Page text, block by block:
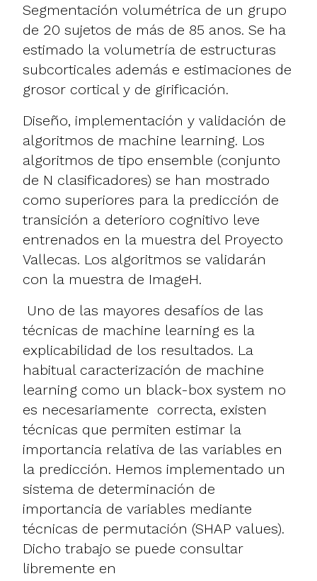
Segmentación volumétrica de un grupo
de 20 sujetos de más de 85 anos. Se ha
estimado la volumetría de estructuras
subcorticales además e estimaciones de
grosor cortical y de girificación.
Diseño, implementación y validación de
algoritmos de machine learning. Los
algoritmos de tipo ensemble (conjunto
de N clasificadores) se han mostrado
como superiores para la predicción de
transición a deterioro cognitivo leve
entrenados en la muestra del Proyecto
Vallecas. Los algoritmos se validarán
con la muestra de ImageH.
Uno de las mayores desafíos de las
técnicas de machine learning es la
explicabilidad de los resultados. La
habitual caracterización de machine
learning como un black-box system no
es necesariamente correcta, existen
técnicas que permiten estimar la
importancia relativa de las variables en
la predicción. Hemos implementado un
sistema de determinación de
importancia de variables mediante
técnicas de permutación (SHAP values).
Dicho trabajo se puede consultar
libremente en